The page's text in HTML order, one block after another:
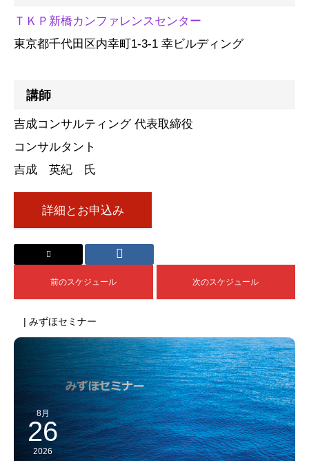
ＴＫＰ新橋カンファレンスセンター
東京都千代田区内幸町1-3-1 幸ビルディング
講師
吉成コンサルティング 代表取締役
コンサルタント
吉成 英紀 氏
詳細とお申込み
前のスケジュール 次のスケジュール
| みずほセミナー
8月
26
2026